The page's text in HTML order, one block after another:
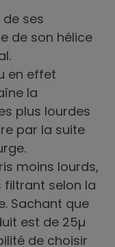
ses
de son hélice
en effet
la
plus lourdes
par la suite
moins lourds,
selon la
Sachant que
est de 25µ
de choisir